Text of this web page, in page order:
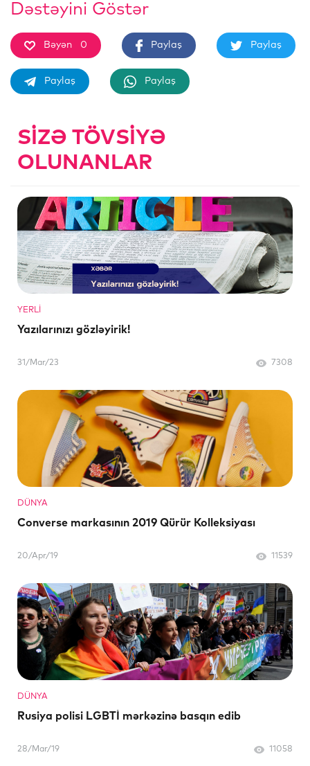
Dəstəyini Göstər
Bəyən 0 Paylaş Paylaş
Paylaş Paylaş
SIZƏ TÖVSIYƏ
OLUNANLAR
YERLI
Yazılarınızı gözləyirik!
31/Mar/23 7308
DÜNYA
Converse markasının 2019 Qürür Kolleksiyası
20/Apr/19 11539
DÜNYA
Rusiya polisi LGBTİ mərkəzinə basqın edib
28/Mar/19 11058